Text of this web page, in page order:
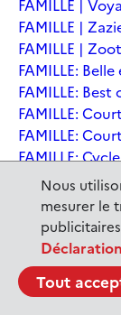
Nous
mesurer le
Tout
FAMILLE |
FAMILLE |
FAMILLE |
FAMILLE:
FAMILLE:
FAMILLE:
FAMILLE:
FAMILLE:
FAMILLE: En
FAMILLE:
FAMILLE:
Clermont-
FAMILLE:
FAMILLE: La